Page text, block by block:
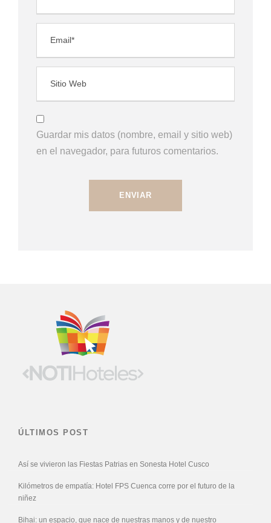
Guardar mis datos (nombre, email y sitio web)
en el navegador, para futuros comentarios.
ÚLTIMOS POST
Así se vivieron las Fiestas Patrias en Sonesta Hotel Cusco
Kilómetros de empatía: Hotel FPS Cuenca corre por el futuro de la
niñez
Bihai: un espacio, que nace de nuestras manos y de nuestro